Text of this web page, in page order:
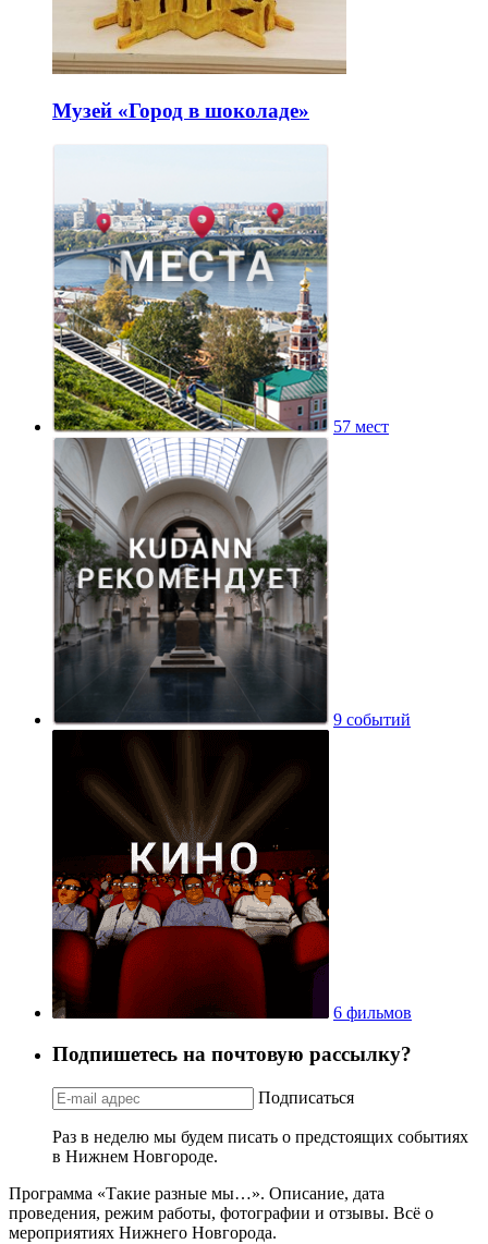
Музей «Город в шоколаде»
57 мест
9 событий
6 фильмов
Подпишетесь на почтовую рассылку?
Подписаться
Раз в неделю мы будем писать о предстоящих событиях
в Нижнем Новгороде.
Программа «Такие разные мы…». Описание, дата
проведения, режим работы, фотографии и отзывы. Всё о
мероприятиях Нижнего Новгорода.